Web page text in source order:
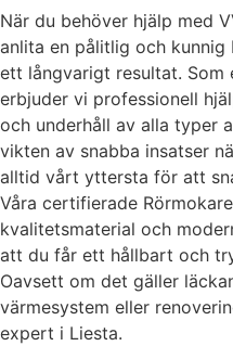
När du behöver hjälp med
anlita en pålitlig och kunnig
ett långvarigt resultat. Som
erbjuder vi professionell
och underhåll av alla typer
vikten av snabba insatser
alltid vårt yttersta för att
Våra certifierade
kvalitetsmaterial och
att du får ett hållbart och
Oavsett om det gäller
värmesystem eller
expert i Liesta.